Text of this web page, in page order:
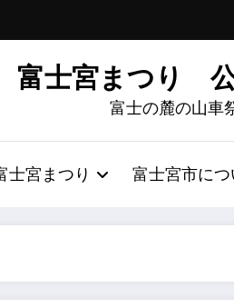
富士宮まつり
富士の麓の山車
士宮まつり 富士宮市につ